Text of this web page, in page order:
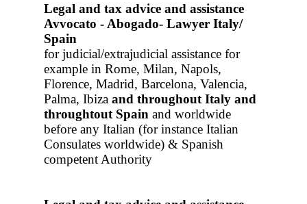
Legal and tax advice and assistance
Avvocato - Abogado- Lawyer Italy/
Spain
for judicial/extrajudicial assistance for
example in Rome, Milan, Napols,
Florence, Madrid, Barcelona, Valencia,
Palma, Ibiza and throughout Italy and
throughtout Spain and worldwide
before any Italian (for instance Italian
Consulates worldwide) & Spanish
competent Authority